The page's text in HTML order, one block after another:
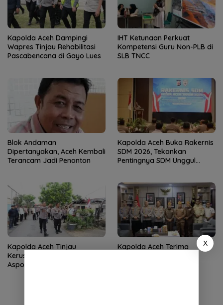
Kapolda Aceh Dampingi
Wapres Tinjau Rehabilitasi
Pascabencana di Gayo Lues
IHT Ketunaan Perkuat
Kompetensi Guru Non-PLB di
SLB TNCC
Blok Andaman
Dipertanyakan, Aceh Kembali
Terancam Jadi Penonton
Kapolda Aceh Buka Rakernis
SDM 2026, Tekankan
Pentingnya SDM Unggul
Kapolda Aceh Tinjau
Kerusakan Rumah Dinas
Aspol Lamteumen I Diterjang
Kapolda Aceh Terima
X